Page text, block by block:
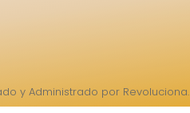
y Administrado por Revoluciona.